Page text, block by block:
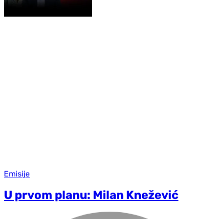
Emisije
U prvom planu: Milan Knežević